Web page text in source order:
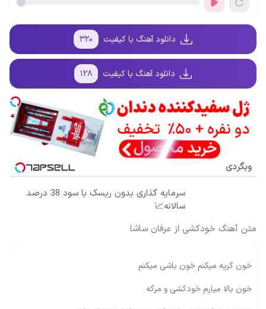
دانلود آهنگ با کیفیت ۳۲۰
دانلود آهنگ با کیفیت ۱۲۸
وبگردی
سرمایه گذاری بدون ریسک با سود 38 درصد
سالانه📈
متن آهنگ خودکشی از عرفان ساشا
خون گریه میکنم خون باشی میکنم
خون بالا میارم خودکشی و مرگه